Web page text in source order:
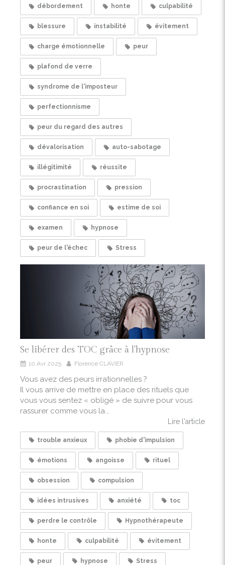
débordement honte culpabilité
blessure instabilité évitement
charge émotionnelle peur
plafond de verre
syndrome de l'imposteur
perfectionnisme
peur du regard des autres
dévalorisation auto-sabotage
illégitimité réussite
procrastination pression
confiance en soi estime de soi
examen hypnose
peur de l'échec Stress
Se libérer des TOC grâce à l'hypnose
10 Avr 2025 Florence CLAVIER
Vous avez des peurs irrationnelles ?
Il vous arrive de mettre en place des rituels que
vous vous sentez « obligé » de suivre pour vous
rassurer comme vous la...
Lire l'article
trouble anxieux phobie d'impulsion
émotions angoisse rituel
obsession compulsion
idées intrusives anxiété toc
perdre le contrôle Hypnothérapeute
honte culpabilité évitement
peur hypnose Stress